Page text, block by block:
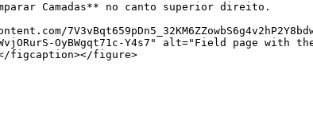
Camadas** no canto superior direito.
OyBWgqt71c-Y4s7" alt="Field
figcaption></figure>